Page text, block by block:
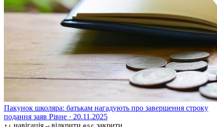
Пакунок школяра: батькам нагадують про завершення строку
подання заяв Рівне · 20.11.2025